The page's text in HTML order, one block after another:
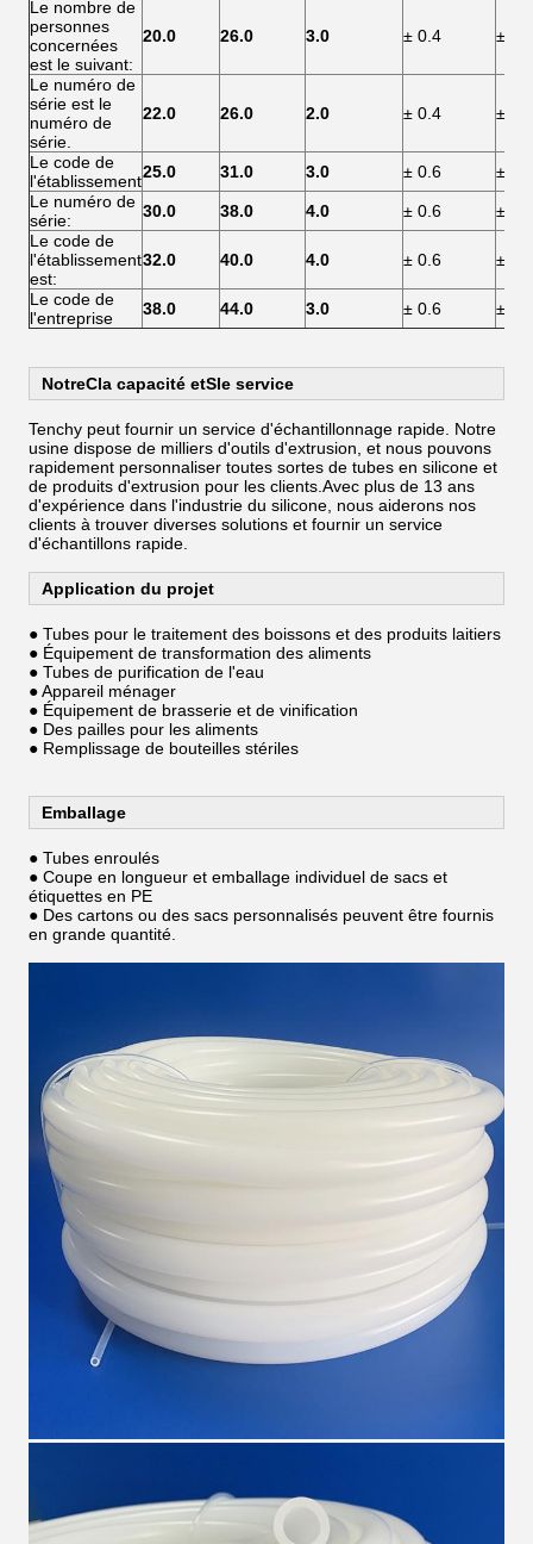
Le nombre de
personnes
concernées
est le suivant:
20.0 26.0 3.0 ± 0.4 ±
Le numéro de
série est le
numéro de
série.
22.0 26.0 2.0 ± 0.4 ± 0.2
Le code de
l'établissement25.0 31.0 3.0 ± 0.6
± 0.2
Le numéro de
série:
30.0 38.0 4.0 ± 0.6
± 0.3
Le code de
l'établissement
est:
32.0 40.0 4.0 ± 0.6 ± 0.4
Le code de
l'entreprise
38.0 44.0 3.0 ± 0.6 ± 0.4
NotreCla capacité etSle service
Tenchy peut fournir un service d'échantillonnage rapide. Notre
usine dispose de milliers d'outils d'extrusion, et nous pouvons
rapidement personnaliser toutes sortes de tubes en silicone et
de produits d'extrusion pour les clients.Avec plus de 13 ans
d'expérience dans l'industrie du silicone, nous aiderons nos
clients à trouver diverses solutions et fournir un service
d'échantillons rapide.
Application du projet
● Tubes pour le traitement des boissons et des produits laitiers
● Équipement de transformation des aliments
● Tubes de purification de l'eau
● Appareil ménager
● Équipement de brasserie et de vinification
● Des pailles pour les aliments
● Remplissage de bouteilles stériles
Emballage
● Tubes enroulés
● Coupe en longueur et emballage individuel de sacs et
étiquettes en PE
● Des cartons ou des sacs personnalisés peuvent être fournis
en grande quantité.